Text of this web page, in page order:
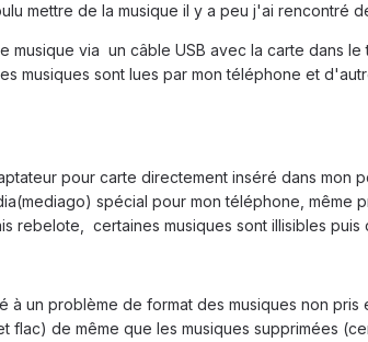
mettre de la musique il y a peu j'ai rencontré
musique via un câble USB avec la carte dans
musiques sont lues par mon téléphone et
pour carte directement inséré dans mon
spécial pour mon téléphone, même
rebelote, certaines musiques sont illisibles
à un problème de format des musiques non
flac) de même que les musiques supprimées